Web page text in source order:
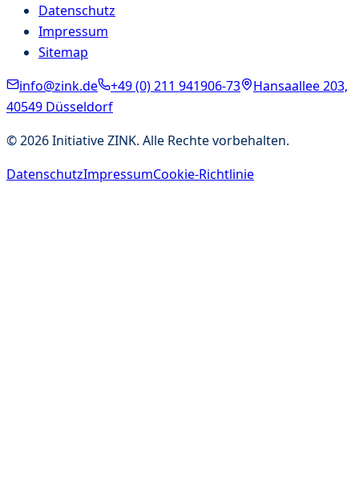
Datenschutz
Impressum
Sitemap
info@zink.de
+49 (0) 211 941906-73
Hansaallee 203,
40549 Düsseldorf
©2026Initiative ZINK. Alle Rechte vorbehalten.
DatenschutzImpressumCookie-Richtlinie